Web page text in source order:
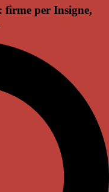
firme per Insigne,